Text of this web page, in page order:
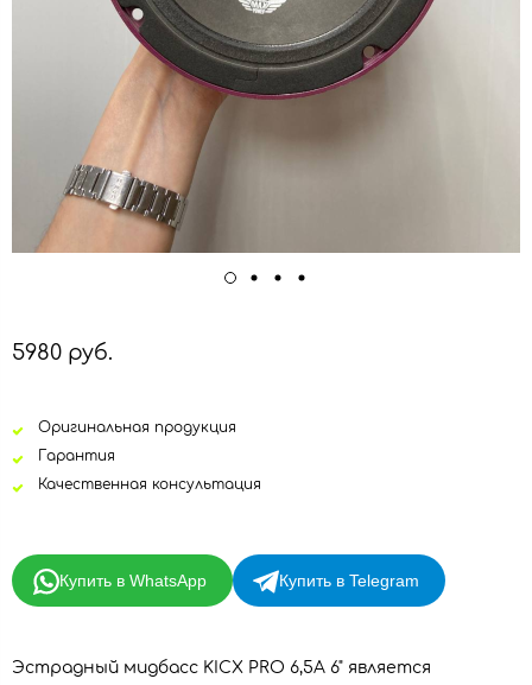
5980 руб.
Оригинальная продукция
Гарантия
Качественная консультация
Купить в WhatsApp Купить в Telegram
Эстрадный мидбасс KICX PRO 6,5A 6" является